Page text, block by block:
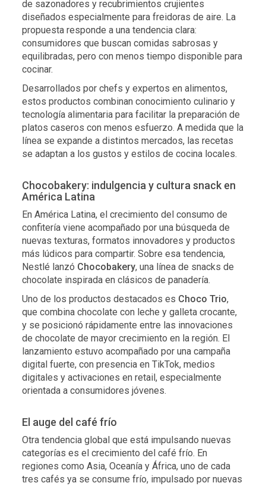
de sazonadores y recubrimientos crujientes
diseñados especialmente para freidoras de aire. La
propuesta responde a una tendencia clara:
consumidores que buscan comidas sabrosas y
equilibradas, pero con menos tiempo disponible para
cocinar.
Desarrollados por chefs y expertos en alimentos,
estos productos combinan conocimiento culinario y
tecnología alimentaria para facilitar la preparación de
platos caseros con menos esfuerzo. A medida que la
línea se expande a distintos mercados, las recetas
se adaptan a los gustos y estilos de cocina locales.
Chocobakery: indulgencia y cultura snack en
América Latina
En América Latina, el crecimiento del consumo de
confitería viene acompañado por una búsqueda de
nuevas texturas, formatos innovadores y productos
más lúdicos para compartir. Sobre esa tendencia,
Nestlé lanzó Chocobakery, una línea de snacks de
chocolate inspirada en clásicos de panadería.
Uno de los productos destacados es Choco Trio,
que combina chocolate con leche y galleta crocante,
y se posicionó rápidamente entre las innovaciones
de chocolate de mayor crecimiento en la región. El
lanzamiento estuvo acompañado por una campaña
digital fuerte, con presencia en TikTok, medios
digitales y activaciones en retail, especialmente
orientada a consumidores jóvenes.
El auge del café frío
Otra tendencia global que está impulsando nuevas
categorías es el crecimiento del café frío. En
regiones como Asia, Oceanía y África, uno de cada
tres cafés ya se consume frío, impulsado por nuevas